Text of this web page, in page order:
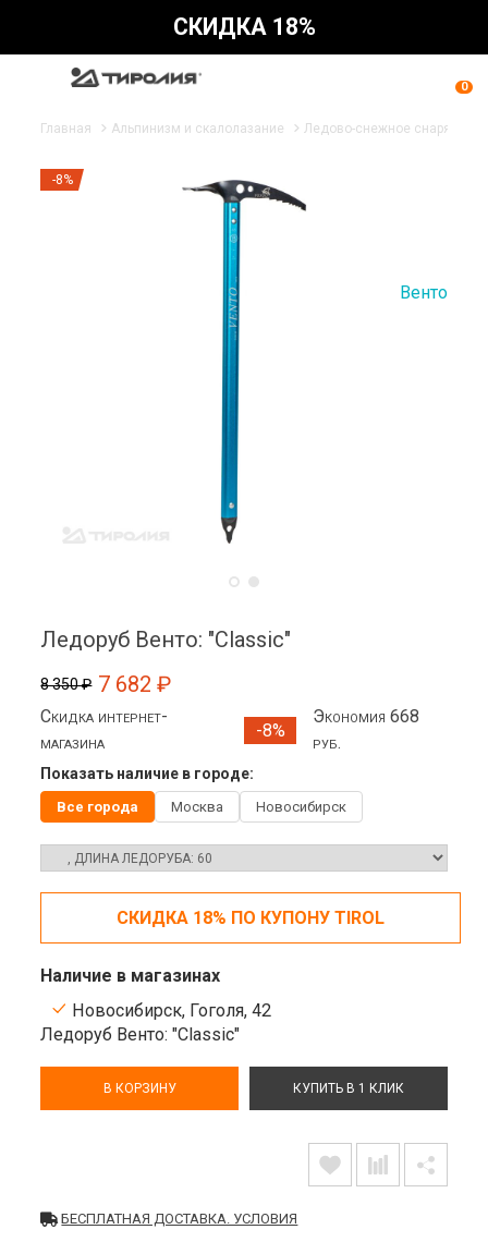
СКИДКА 18%
0
Главная Альпинизм и скалолазание Ледово-снежное
-8%
Венто
Ледоруб Венто: "Classic"
8 350 ₽ 7 682 ₽
Скидка интернет-
магазина
-8%
Экономия 668
руб.
Показать наличие в городе:
Все города Москва Новосибирск
СКИДКА 18% ПО КУПОНУ TIROL
Наличие в магазинах
Новосибирск, Гоголя, 42
Ледоруб Венто: "Classic"
В КОРЗИНУ КУПИТЬ В 1 КЛИК
БЕСПЛАТНАЯ ДОСТАВКА. УСЛОВИЯ